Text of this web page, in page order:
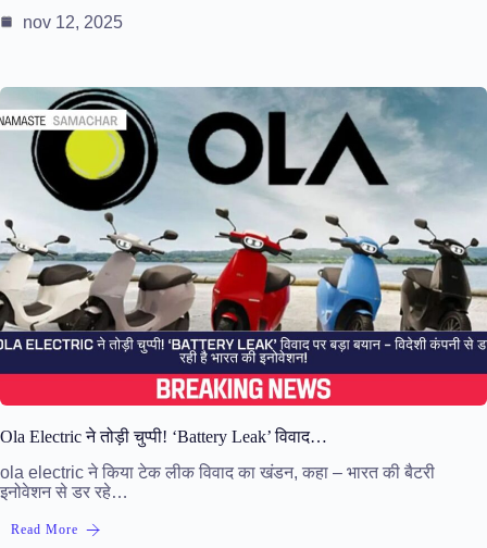
nov 12, 2025
Ola Electric ने तोड़ी चुप्पी! ‘Battery Leak’ विवाद…
ola electric ने किया टेक लीक विवाद का खंडन, कहा – भारत की बैटरी
इनोवेशन से डर रहे…
Read More